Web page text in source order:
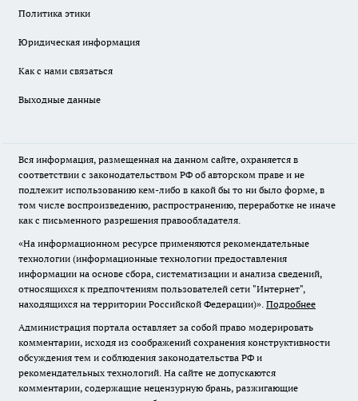
Политика этики
Юридическая информация
Как с нами связаться
Выходные данные
Вся информация, размещенная на данном сайте, охраняется в
соответствии с законодательством РФ об авторском праве и не
подлежит использованию кем-либо в какой бы то ни было форме, в
том числе воспроизведению, распространению, переработке не иначе
как с письменного разрешения правообладателя.
«На информационном ресурсе применяются рекомендательные
технологии (информационные технологии предоставления
информации на основе сбора, систематизации и анализа сведений,
относящихся к предпочтениям пользователей сети "Интернет",
находящихся на территории Российской Федерации)». Подробнее
Администрация портала оставляет за собой право модерировать
комментарии, исходя из соображений сохранения конструктивности
обсуждения тем и соблюдения законодательства РФ и
рекомендательных технологий. На сайте не допускаются
комментарии, содержащие нецензурную брань, разжигающие